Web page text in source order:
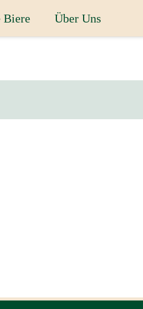
Biere Über Uns